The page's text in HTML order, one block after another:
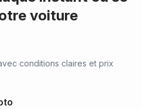
voiture
conditions claires et prix